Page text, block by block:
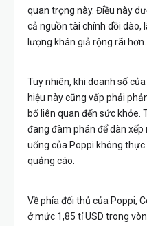
quan trọng này. Điều này
cả nguồn tài chính dồi dào,
lượng khán giả rộng rãi hơn.
Tuy nhiên, khi doanh số
hiệu này cũng vấp phải
bố liên quan đến sức khỏe.
đang đàm phán để dàn
uống của Poppi không
quảng cáo.
Về phía đối thủ của Poppi,
ở mức 1,85 tỉ USD trong